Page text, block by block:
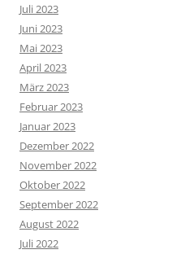
Juli 2023
Juni 2023
Mai 2023
April 2023
März 2023
Februar 2023
Januar 2023
Dezember 2022
November 2022
Oktober 2022
September 2022
August 2022
Juli 2022